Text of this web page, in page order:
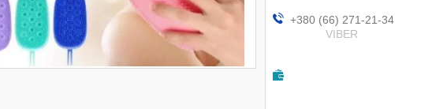
+380 (66) 271-21-34
VIBER